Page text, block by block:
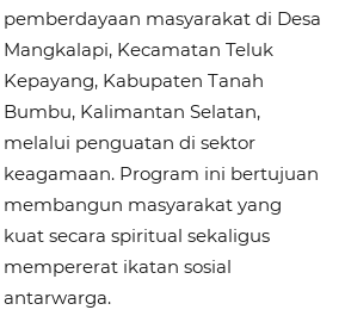
pemberdayaan masyarakat di Desa
Mangkalapi, Kecamatan Teluk
Kepayang, Kabupaten Tanah
Bumbu, Kalimantan Selatan,
melalui penguatan di sektor
keagamaan. Program ini bertujuan
membangun masyarakat yang
kuat secara spiritual sekaligus
mempererat ikatan sosial
antarwarga.